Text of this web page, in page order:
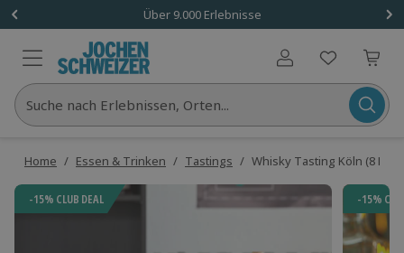
Über 9.000 Erlebnisse
Benutzerkonto
Suche nach Erlebnissen, Orten...
Home / Essen & Trinken / Tastings / Whisky Tasting Köln (8
-15% CLUB DEAL -15%